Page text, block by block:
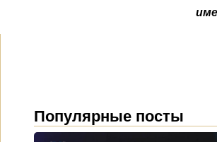
Популярные посты